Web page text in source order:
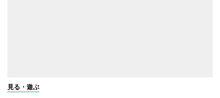
見る・遊ぶ